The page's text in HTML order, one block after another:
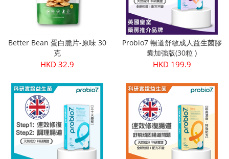
Better Bean 蛋白脆片-原味 30
克
HKD 32.9
Probio7 暢道舒敏成人益生菌膠
囊加強版(30粒 )
HKD 199.9